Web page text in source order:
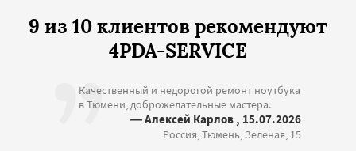
9 из 10 клиентов рекомендуют
4PDA-SERVICE
Качественный и недорогой ремонт ноутбука
в Тюмени, доброжелательные мастера.
— Алексей Карлов , 15.07.2026
Россия, Тюмень, Зеленая, 15